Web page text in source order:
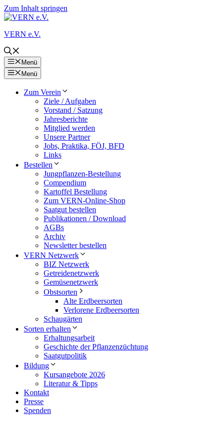
Zum Inhalt springen
VERN e.V.
Menü
Menü
Zum Verein
Ziele / Aufgaben
Vorstand / Satzung
Jahresberichte
Mitglied werden
Unsere Partner
Jobs, Praktika, FÖJ, BFD
Links
Bestellen
Jungpflanzen-Bestellung
Compendium
Kartoffel Bestellung
Zum VERN-Online-Shop
Saatgut bestellen
Publikationen / Download
AGBs
Archiv
Newsletter bestellen
VERN Netzwerk
BIZ Netzwerk
Getreidenetzwerk
Gemüsenetzwerk
Obstsorten
Alte Erdbeersorten
Verlorene Erdbeersorten
Schaugärten
Sorten erhalten
Erhaltungsarbeit
Geschichte der Pflanzenzüchtung
Saatgutpolitik
Bildung
Kursangebote 2026
Literatur & Tipps
Kontakt
Presse
Spenden